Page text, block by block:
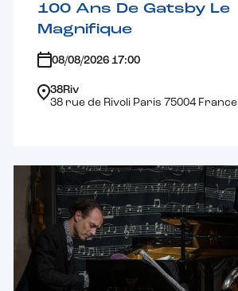
100 Ans De Gatsby Le
Magnifique
08/08/2026 17:00
38Riv
38 rue de Rivoli Paris 75004 France